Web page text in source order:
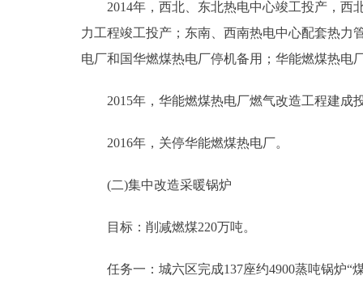
2014年，西北、东北热电中心竣工投产，西
力工程竣工投产；东南、西南热电中心配套热力
电厂和国华燃煤热电厂停机备用；华能燃煤热电
2015年，华能燃煤热电厂燃气改造工程建成
2016年，关停华能燃煤热电厂。
(二)集中改造采暖锅炉
目标：削减燃煤220万吨。
任务一：城六区完成137座约4900蒸吨锅炉“